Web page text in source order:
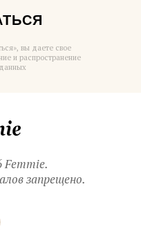
вы даете свое
и распространение
Femmie.
запрещено.